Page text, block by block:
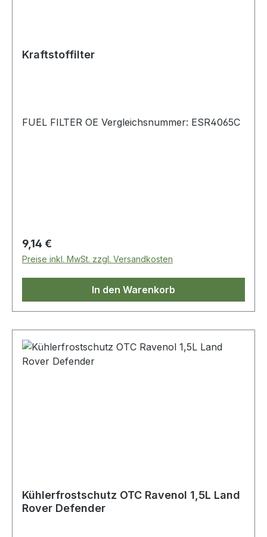
Kraftstoffilter
FUEL FILTER OE Vergleichsnummer: ESR4065C
Regulärer Preis:
9,14 €
Preise inkl. MwSt. zzgl. Versandkosten
In den Warenkorb
Kühlerfrostschutz OTC Ravenol 1,5L Land
Rover Defender